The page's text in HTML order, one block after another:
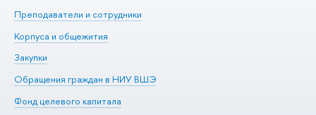
Преподаватели и сотрудники
Корпуса и общежития
Закупки
Обращения граждан в НИУ ВШЭ
Фонд целевого капитала